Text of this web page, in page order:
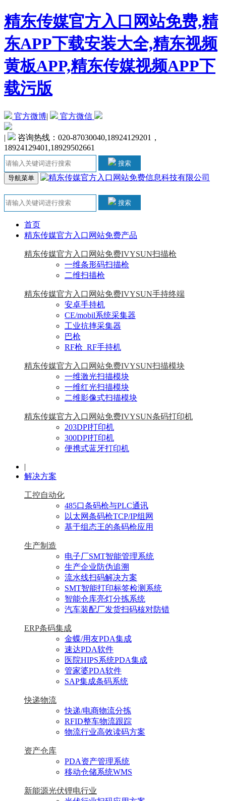
精东传媒官方入口网站免费,精
东APP下载安装大全,精东视频
黄板APP,精东传媒视频APP下
载污版
官方微博| 官方微信
|
咨询热线：020-87030040,18924129201，
18924129401,18929502661
搜索
导航菜单
搜索
首页
精东传媒官方入口网站免费产品
精东传媒官方入口网站免费IVYSUN扫描枪
一维条形码扫描枪
二维扫描枪
精东传媒官方入口网站免费IVYSUN手持终端
安卓手持机
CE/mobil系统采集器
工业抗摔采集器
巴枪
RF枪_RF手持机
精东传媒官方入口网站免费IVYSUN扫描模块
一维激光扫描模块
一维红光扫描模块
二维影像式扫描模块
精东传媒官方入口网站免费IVYSUN条码打印机
203DPI打印机
300DPI打印机
便携式蓝牙打印机
|
解决方案
工控自动化
485口条码枪与PLC通讯
以太网条码枪TCP/IP组网
基于组态王的条码枪应用
生产制造
电子厂SMT智能管理系统
生产企业防伪追溯
流水线扫码解决方案
SMT智能打印标签检测系统
智能仓库亮灯分拣系统
汽车装配厂发货扫码核对防错
ERP条码集成
金蝶/用友PDA集成
速达PDA软件
医院HIPS系统PDA集成
管家婆PDA软件
SAP集成条码系统
快递物流
快递/电商物流分拣
RFID整车物流跟踪
物流行业高效读码方案
资产仓库
PDA资产管理系统
移动仓储系统WMS
新能源光伏锂电行业